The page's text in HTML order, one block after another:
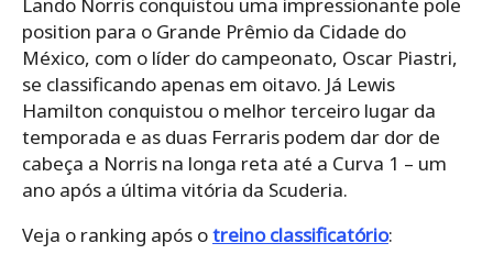
position para o Grande Prêmio da Cidade do
México, com o líder do campeonato, Oscar Piastri,
se classificando apenas em oitavo. Já Lewis
Hamilton conquistou o melhor terceiro lugar da
temporada e as duas Ferraris podem dar dor de
cabeça a Norris na longa reta até a Curva 1 – um
ano após a última vitória da Scuderia.
Veja o ranking após otreino classificatório: